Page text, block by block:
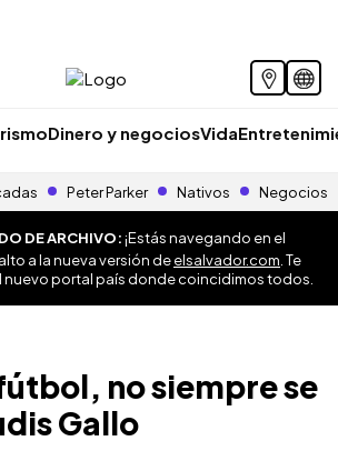
Dinero y negociosVida
Peter Parker Nativos Negocios
DE ARCHIVO:¡Estás navegando en el
a la nueva versión deelsalvador.com . Te
nuevo portal país donde coincidimos todos.
no siempre se
Gallo